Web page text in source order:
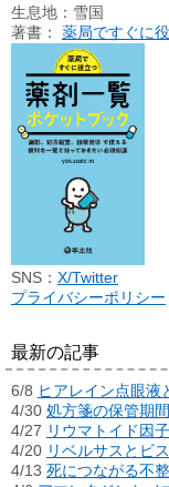
生息地：雪国
著書： 薬局ですぐに
SNS： X/Twitter
プライバシーポリシー
最新の記事
6/8 ヒアレイン点眼液
4/30 処方箋の保管期
4/27 リウマトイド因
4/20 リベルサスとビ
4/13 死につながる不